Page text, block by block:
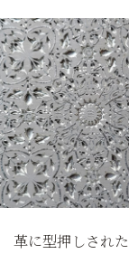
革に型押しされ